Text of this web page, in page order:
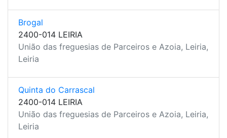
Brogal
2400-014 LEIRIA
União das freguesias de Parceiros e Azoia, Leiria,
Leiria
Quinta do Carrascal
2400-014 LEIRIA
União das freguesias de Parceiros e Azoia, Leiria,
Leiria